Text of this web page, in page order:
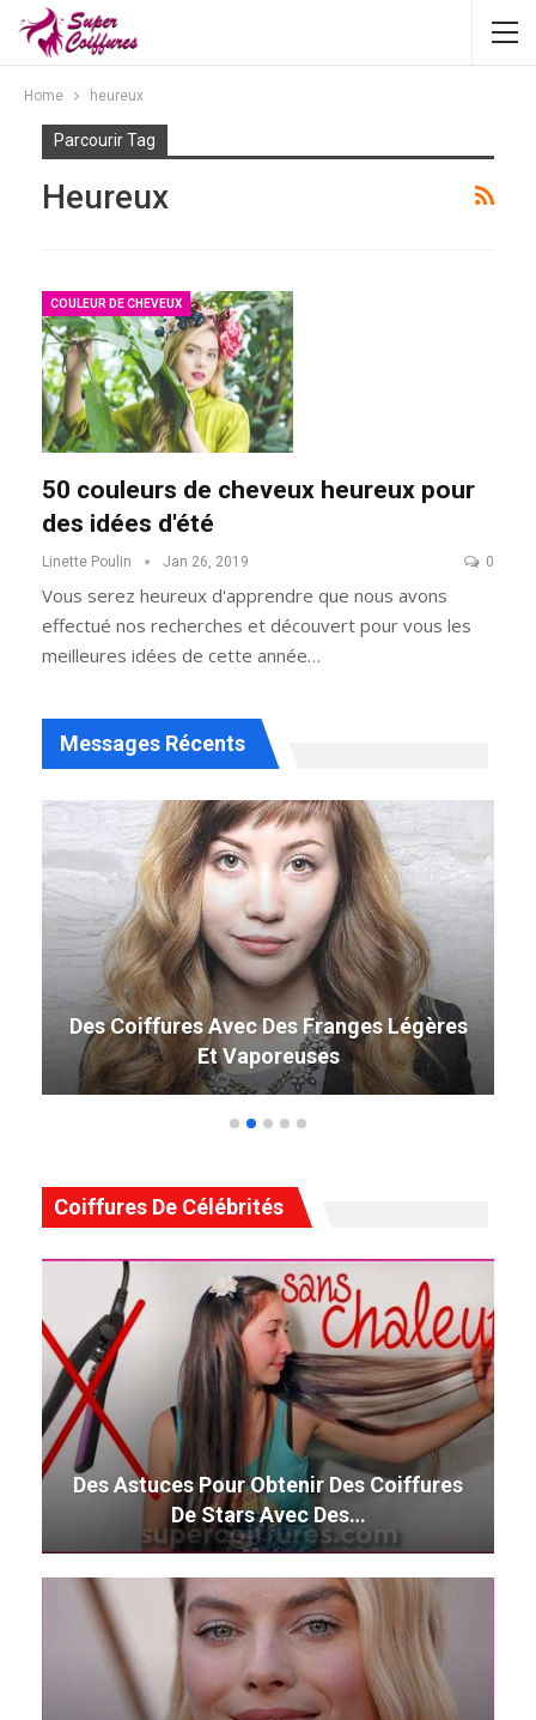
Home heureux
Parcourir Tag
Heureux
COULEUR DE CHEVEUX
50 couleurs de cheveux heureux pour
des idées d'été
Linette Poulin Jan 26, 2019 0
Vous serez heureux d'apprendre que nous avons
effectué nos recherches et découvert pour vous les
meilleures idées de cette année…
Messages Récents
Des Coiffures Avec Des Franges Légères
Et Vaporeuses
Coiffures De Célébrités
Des Astuces Pour Obtenir Des Coiffures
De Stars Avec Des…